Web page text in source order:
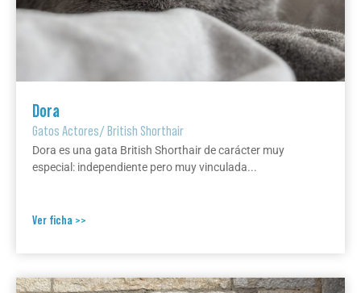
Dora
Gatos Actores/British Shorthair
Dora es una gata British Shorthair de carácter muy
especial: independiente pero muy vinculada...
Ver ficha >>